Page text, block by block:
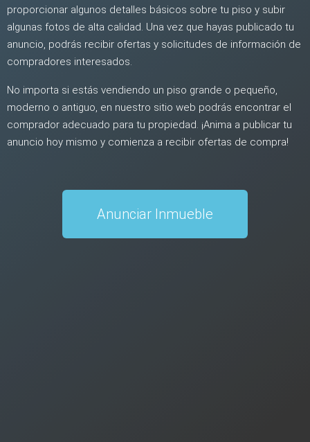
proporcionar algunos detalles básicos sobre tu piso y subir
algunas fotos de alta calidad. Una vez que hayas publicado tu
anuncio, podrás recibir ofertas y solicitudes de información de
compradores interesados.
No importa si estás vendiendo un piso grande o pequeño,
moderno o antiguo, en nuestro sitio web podrás encontrar el
comprador adecuado para tu propiedad. ¡Anima a publicar tu
anuncio hoy mismo y comienza a recibir ofertas de compra!
Anunciar Inmueble